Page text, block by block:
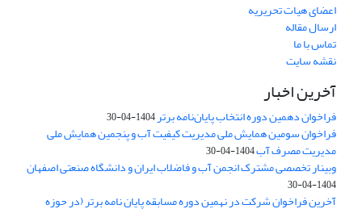
اعضای هیات تحریریه
ارسال مقاله
تماس با ما
نقشه سایت
آخرین اخبار
فراخوان دهمین دوره انتخاب پایان‌نامه برتر1404-04-30
فراخوان سومین همایش ملی مدیریت کیفیت آب و پنجمین همایش ملی
مدیریت مصرف آب1404-04-30
وبینار تخصصی مشترک انجمن آب و فاضلاب ایران و دانشگاه صنعتی اصفهان
1404-04-30
آخرین فراخوان شرکت در نهمین دوره مسابقه پایان نامه برتر (در حوزه